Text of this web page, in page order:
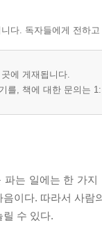
다. 독자들에게 전하
에 게재됩니다.
를, 책에 대한 문의는
파는 일에는 한 가
이다. 따라서 사
릴 수 있다.